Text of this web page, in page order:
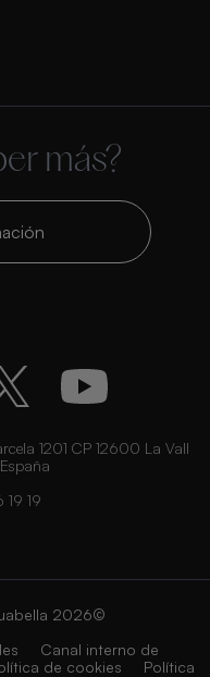
más?
1201 CP 12600 La Vall
19
2026©
Canal interno de
de cookies
Política